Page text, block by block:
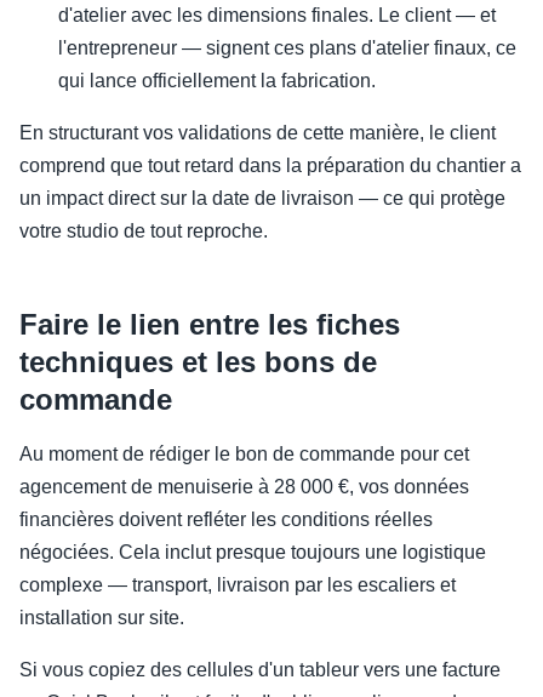
d'atelier avec les dimensions finales. Le client — et
l'entrepreneur — signent ces plans d'atelier finaux, ce
qui lance officiellement la fabrication.
En structurant vos validations de cette manière, le client
comprend que tout retard dans la préparation du chantier a
un impact direct sur la date de livraison — ce qui protège
votre studio de tout reproche.
Faire le lien entre les fiches
techniques et les bons de
commande
Au moment de rédiger le bon de commande pour cet
agencement de menuiserie à 28 000 €, vos données
financières doivent refléter les conditions réelles
négociées. Cela inclut presque toujours une logistique
complexe — transport, livraison par les escaliers et
installation sur site.
Si vous copiez des cellules d'un tableur vers une facture